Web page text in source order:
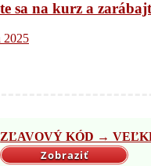
sa na kurz a
2025
ZĽAVOVÝ KÓD →
Zobraziť